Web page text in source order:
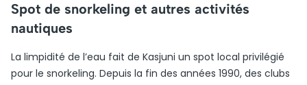
Spot de snorkeling et autres activités
nautiques
La limpidité de l’eau fait de Kasjuni un spot local privilégié
pour le snorkeling. Depuis la fin des années 1990, des clubs